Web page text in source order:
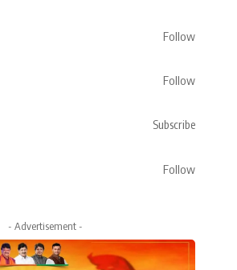
Follow
Follow
Subscribe
Follow
- Advertisement -